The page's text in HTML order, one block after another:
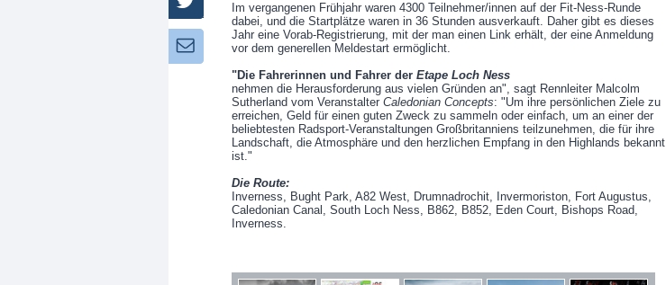
Im vergangenen Frühjahr waren 4300 Teilnehmer/innen auf der Fit-Ness-Runde
dabei, und die Startplätze waren in 36 Stunden ausverkauft. Daher gibt es dieses
Jahr eine Vorab-Registrierung, mit der man einen Link erhält, der eine Anmeldung
vor dem generellen Meldestart ermöglicht.
"Die Fahrerinnen und Fahrer der Etape Loch Ness
nehmen die Herausforderung aus vielen Gründen an", sagt Rennleiter Malcolm
Sutherland vom Veranstalter Caledonian Concepts: "Um ihre persönlichen Ziele zu
erreichen, Geld für einen guten Zweck zu sammeln oder einfach, um an einer der
beliebtesten Radsport-Veranstaltungen Großbritanniens teilzunehmen, die für ihre
Landschaft, die Atmosphäre und den herzlichen Empfang in den Highlands bekannt
ist."
Die Route:
Inverness, Bught Park, A82 West, Drumnadrochit, Invermoriston, Fort Augustus,
Caledonian Canal, South Loch Ness, B862, B852, Eden Court, Bishops Road,
Inverness.
Newsletter: